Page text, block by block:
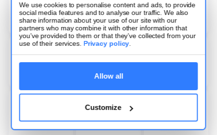
We use cookies to personalise content and ads, to provide
social media features and to analyse our traffic. We also
share information about your use of our site with our
partners who may combine it with other information that
you’ve provided to them or that they’ve collected from your
use of their services. Privacy policy.
Allow all
Customize